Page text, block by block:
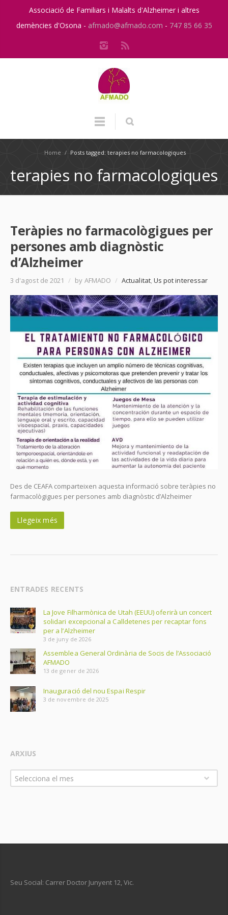
Associació de Familiars i Malalts d'Alzheimer i altres
demències d'Osona - afmado@afmado.com - 747 85 66 35
Home / Posts tagged: terapies no farmacologiques
terapies no farmacologiques
Teràpies no farmacològigues per
persones amb diagnòstic
d’Alzheimer
3 d'agost de 2021 / by AFMADO / Actualitat,Us pot interessar
Des de CEAFA comparteixen aquesta informació sobre teràpies no
farmacològigues per persones amb diagnòstic d’Alzheimer
Llegeix més
ENTRADES RECENTS
La Jove Filharmònica de Utah (EEUU) oferirà un concert
solidari excepcional a Calldetenes per recaptar fons
per a l’Alzheimer
3 de juny de 2026
Assemblea General Ordinària de Socis de l’Associació
AFMADO
13 de gener de 2026
Inauguració del nou Espai Respir
3 de novembre de 2025
ARXIUS
Arxius
Selecciona el mes
Seu Social: Carrer Doctor Junyent 12, Vic.